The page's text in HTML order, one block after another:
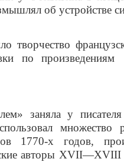
об устройстве
творчество
по
заняла у
множество
1770-х годов,
авторы XVII—XVIII